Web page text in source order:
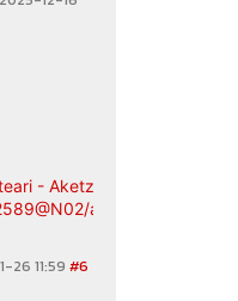
- Aketz etxea (argazki
albums/
26 11:59 #6